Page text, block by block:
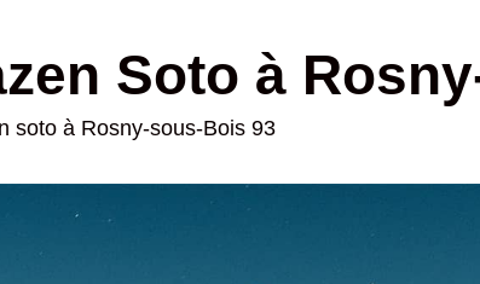
Soto à
soto à Rosny-sous-Bois 93